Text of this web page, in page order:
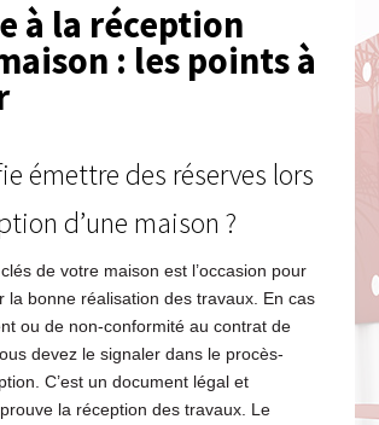
à la réception
: les points à
émettre des réserves lors
d’une maison ?
de votre maison est l’occasion pour
la bonne réalisation des travaux. En cas
ou de non-conformité au contrat de
devez le signaler dans le procès-
C’est un document légal et
la réception des travaux. Le